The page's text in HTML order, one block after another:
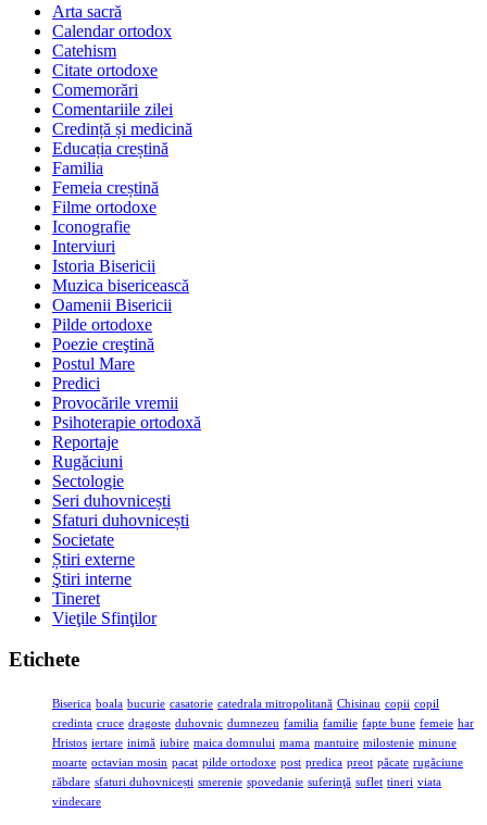
Arta sacră
Calendar ortodox
Catehism
Citate ortodoxe
Comemorări
Comentariile zilei
Credință și medicină
Educația creștină
Familia
Femeia creștină
Filme ortodoxe
Iconografie
Interviuri
Istoria Bisericii
Muzica bisericească
Oamenii Bisericii
Pilde ortodoxe
Poezie creştină
Postul Mare
Predici
Provocările vremii
Psihoterapie ortodoxă
Reportaje
Rugăciuni
Sectologie
Seri duhovnicești
Sfaturi duhovnicești
Societate
Știri externe
Ştiri interne
Tineret
Vieţile Sfinţilor
Etichete
Biserica boala bucurie casatorie catedrala mitropolitană Chisinau copii copil
credinta cruce dragoste duhovnic dumnezeu familia familie fapte bune femeie har
Hristos iertare inimă iubire maica domnului mama mantuire milostenie minune
moarte octavian mosin pacat pilde ortodoxe post predica preot păcate rugăciune
răbdare sfaturi duhovnicești smerenie spovedanie suferinţă suflet tineri viata
vindecare